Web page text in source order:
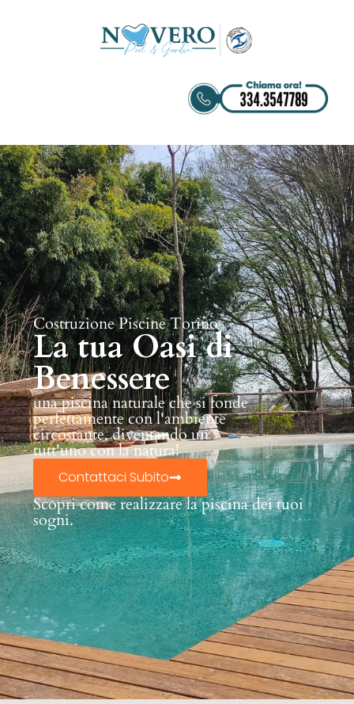
Costruzione Piscine Torino
La tua Oasi di
Benessere
una piscina naturale che si fonde
perfettamente con l'ambiente
circostante, diventando un
tutt'uno con la natura!
Contattaci Subito
Scopri come realizzare la piscina dei tuoi
sogni.